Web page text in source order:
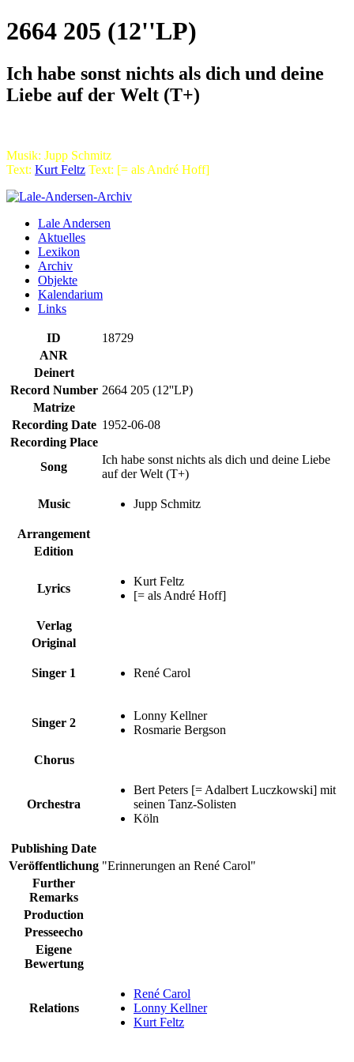
2664 205 (12''LP)
Ich habe sonst nichts als dich und deine
Liebe auf der Welt (T+)
Musik: Jupp Schmitz
Text: Kurt Feltz Text: [= als André Hoff]
Lale Andersen
Aktuelles
Lexikon
Archiv
Objekte
Kalendarium
Links
ID
18729
ANR
Deinert
Record Number 2664 205 (12''LP)
Matrize
Recording Date 1952-06-08
Recording Place
Song
Ich habe sonst nichts als dich und deine Liebe
auf der Welt (T+)
Music Jupp Schmitz
Arrangement
Edition
Lyrics
Kurt Feltz
[= als André Hoff]
Verlag
Original
Singer 1 René Carol
Singer 2
Lonny Kellner
Rosmarie Bergson
Chorus
Orchestra
Bert Peters [= Adalbert Luczkowski] mit
seinen Tanz-Solisten
Köln
Publishing Date
Veröffentlichung "Erinnerungen an René Carol"
Further
Remarks
Production
Presseecho
Eigene
Bewertung
Relations
René Carol
Lonny Kellner
Kurt Feltz